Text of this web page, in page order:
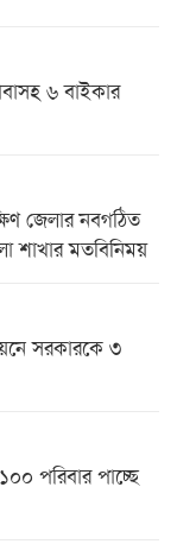
৬ বাইকার
জেলার নবগঠিত
শাখার মতবিনিময়
সরকারকে ৩
পরিবার পাচ্ছে